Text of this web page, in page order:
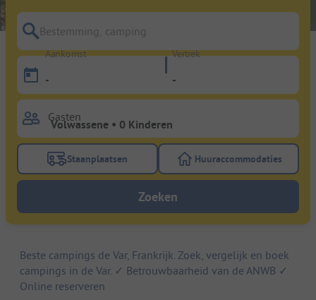
Bestemming, camping
Aankomst
-
Vertrek
-
Gasten
Gebruik de filterknop staanplaatsen om te zoeken
Staanplaatsen Gebruik de
Huuraccommodaties
Zoeken
Beste campings de Var, Frankrijk. Zoek, vergelijk en boek
campings in de Var. ✓ Betrouwbaarheid van de ANWB ✓
Online reserveren